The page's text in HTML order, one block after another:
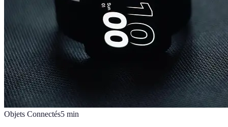
Objets Connectés5 min